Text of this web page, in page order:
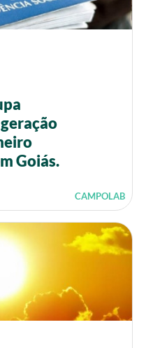
Goiás.
CAMPOLAB